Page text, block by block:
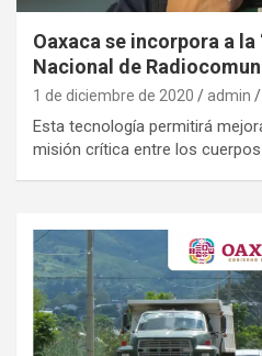
Oaxaca se incorpora a la
Nacional de
1 de diciembre de 2020 admin
Esta tecnología permitirá
misión crítica entre los